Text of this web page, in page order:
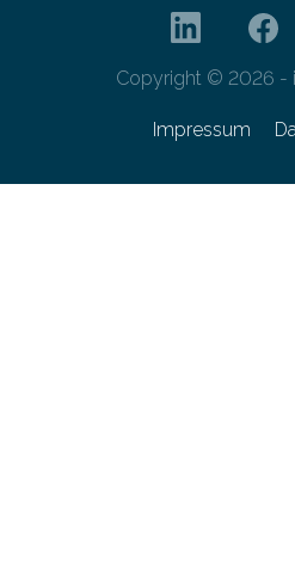
Copyright © 2026 -
Impressum